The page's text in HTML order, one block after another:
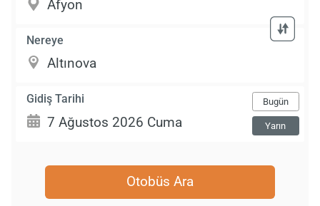
Nereye
Gidiş Tarihi Bugün
Yarın
Otobüs Ara